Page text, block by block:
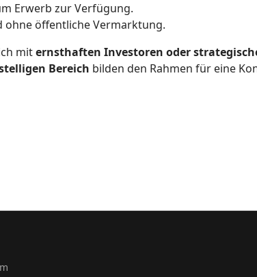
Erwerb zur Verfügung.
öffentliche Vermarktung.
miternsthaften Investoren oder
Bereich bilden den Rahmen für eine